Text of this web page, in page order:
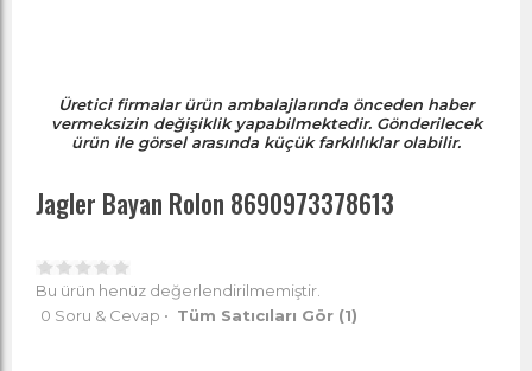
Üretici firmalar ürün ambalajlarında önceden haber
vermeksizin değişiklik yapabilmektedir. Gönderilecek
ürün ile görsel arasında küçük farklılıklar olabilir.
Jagler Bayan Rolon 8690973378613
Bu ürün henüz değerlendirilmemiştir.
0 Soru & Cevap • Tüm Satıcıları Gör (1)